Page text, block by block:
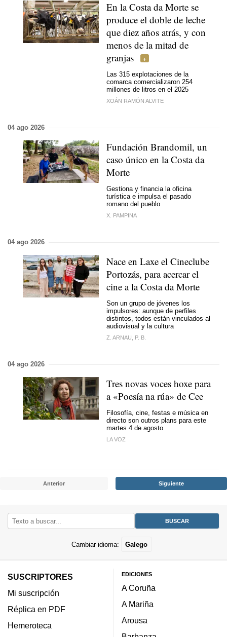
En la Costa da Morte se
produce el doble de leche
que diez años atrás, y con
menos de la mitad de
granjas
Las 315 explotaciones de la
comarca comercializaron 254
millones de litros en el 2025
XOÁN RAMÓN ALVITE
04 ago 2026
Fundación Brandomil, un
caso único en la Costa da
Morte
Gestiona y financia la oficina
turística e impulsa el pasado
romano del pueblo
X. PAMPINA
04 ago 2026
Nace en Laxe el Cineclube
Portozás, para acercar el
cine a la Costa da Morte
Son un grupo de jóvenes los
impulsores: aunque de perfiles
distintos, todos están vinculados al
audiovisual y la cultura
Z. ARNAU, P. B.
04 ago 2026
Tres novas voces hoxe para
a «Poesía na rúa» de Cee
Filosofía, cine, festas e música en
directo son outros plans para este
martes 4 de agosto
LA VOZ
Anterior Siguiente
Cambiar idioma: Galego
SUSCRIPTORES
Mi suscripción
Réplica en PDF
Hemeroteca
EDICIONES
A Coruña
A Mariña
Arousa